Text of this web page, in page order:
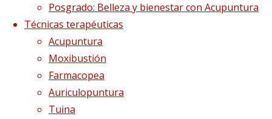
Posgrado: Belleza y bienestar con Acupuntura
Técnicas terapéuticas
Acupuntura
Moxibustión
Farmacopea
Auriculopuntura
Tuina
Tamaño completo1080 × 1440
Acupuntura Subcutánea